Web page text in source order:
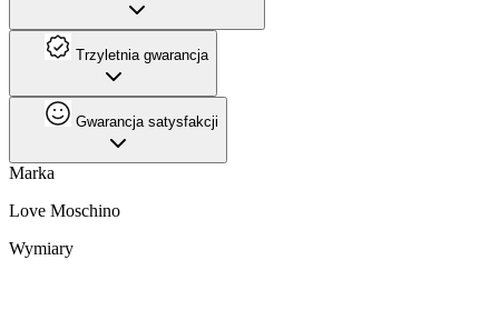
Trzyletnia gwarancja
Gwarancja satysfakcji
Marka
Love Moschino
Wymiary